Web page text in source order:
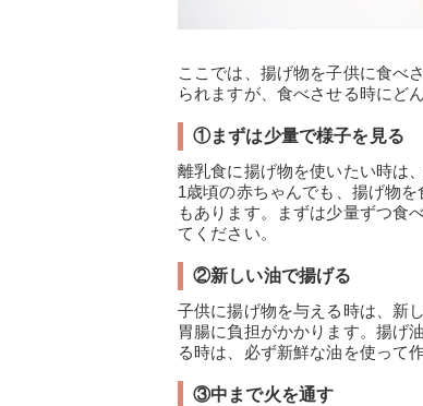
ここでは、揚げ物を子供に食べ
られますが、食べさせる時にど
①まずは少量で様子を見る
離乳食に揚げ物を使いたい時は
1歳頃の赤ちゃんでも、揚げ物
もあります。まずは少量ずつ食
てください。
②新しい油で揚げる
子供に揚げ物を与える時は、新
胃腸に負担がかかります。揚げ
る時は、必ず新鮮な油を使って
③中まで火を通す